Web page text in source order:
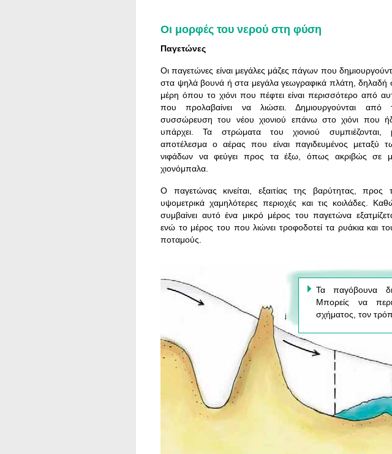
Οι μορφές του νερού στη φύση
Παγετώνες
Οι παγετώνες είναι μεγάλες μάζες πάγων που
στα ψηλά βουνά ή στα μεγάλα γεωγραφικά πλάτη, δηλαδή
μέρη όπου το χιόνι που πέφτει είναι περισσότερο από
που προλαβαίνει να λιώσει. Δημιουργούνται από
συσσώρευση του νέου χιονιού επάνω στο χιόνι που
υπάρχει. Τα στρώματα του χιονιού συμπιέζονται,
αποτέλεσμα ο αέρας που είναι παγιδευμένος μεταξύ
νιφάδων να φεύγει προς τα έξω, όπως ακριβώς σε
χιονόμπαλα.
Ο παγετώνας κινείται, εξαιτίας της βαρύτητας, προς
υψομετρικά χαμηλότερες περιοχές και τις κοιλάδες.
συμβαίνει αυτό ένα μικρό μέρος του παγετώνα
ενώ το μέρος του που λιώνει τροφοδοτεί τα ρυάκια και
ποταμούς.
Τα παγόβουνα
Μπορείς να
σχήματος, τον